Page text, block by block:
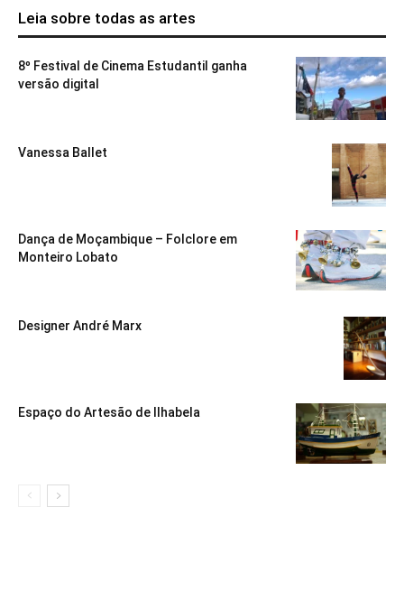
Leia sobre todas as artes
8º Festival de Cinema Estudantil ganha
versão digital
Vanessa Ballet
Dança de Moçambique – Folclore em
Monteiro Lobato
Designer André Marx
Espaço do Artesão de Ilhabela